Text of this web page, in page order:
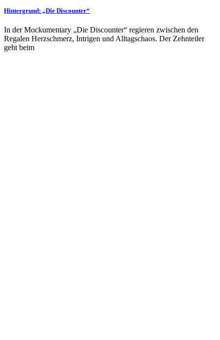
Hintergrund: „Die Discounter“
In der Mockumentary „Die Discounter“ regieren zwischen den
Regalen Herzschmerz, Intrigen und Alltagschaos. Der Zehnteiler
geht beim